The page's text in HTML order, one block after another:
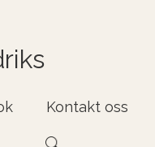
Kontakt oss